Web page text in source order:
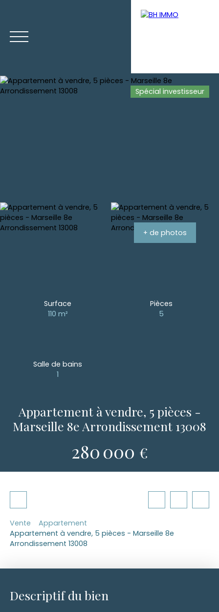
Estimation
Spécial investisseur
+ de photos
Surface
110 m²
Pièces
5
Salle de bains
1
Appartement à vendre, 5 pièces -
Marseille 8e Arrondissement 13008
280 000 €
Vente
Appartement
Appartement à vendre, 5 pièces - Marseille 8e
Arrondissement 13008
Descriptif du bien